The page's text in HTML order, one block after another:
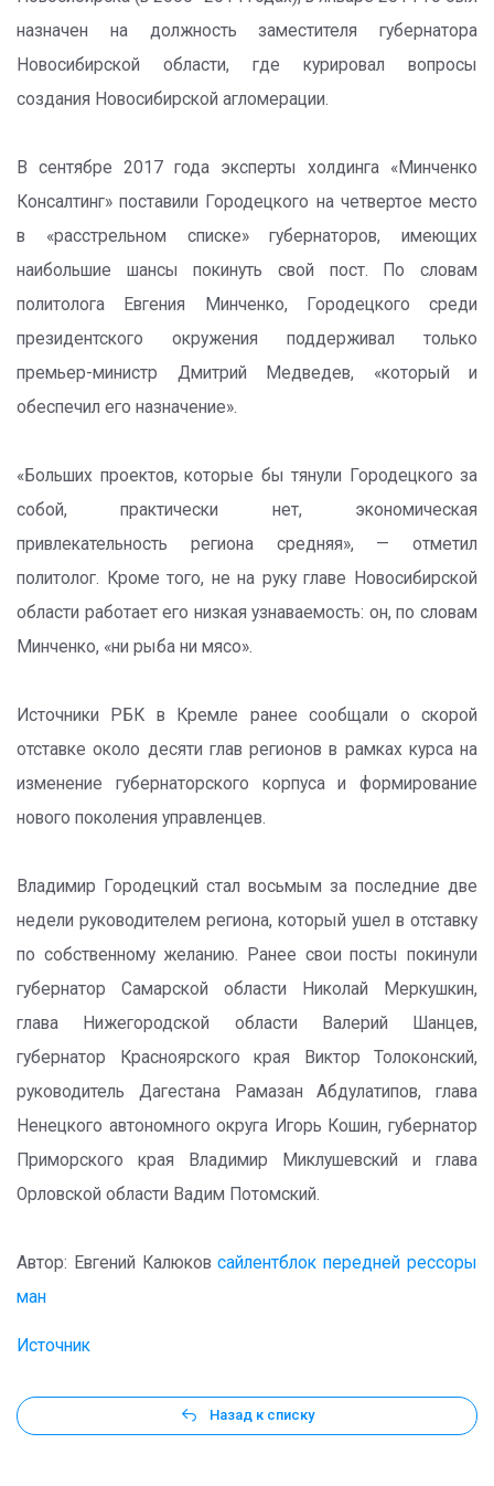
назначен на должность заместителя губернатора
Новосибирской области, где курировал вопросы
создания Новосибирской агломерации.
В сентябре 2017 года эксперты холдинга «Минченко
Консалтинг» поставили Городецкого на четвертое место
в «расстрельном списке» губернаторов, имеющих
наибольшие шансы покинуть свой пост. По словам
политолога Евгения Минченко, Городецкого среди
президентского окружения поддерживал только
премьер-министр Дмитрий Медведев, «который и
обеспечил его назначение».
«Больших проектов, которые бы тянули Городецкого за
собой, практически нет, экономическая
привлекательность региона средняя», — отметил
политолог. Кроме того, не на руку главе Новосибирской
области работает его низкая узнаваемость: он, по словам
Минченко, «ни рыба ни мясо».
Источники РБК в Кремле ранее сообщали о скорой
отставке около десяти глав регионов в рамках курса на
изменение губернаторского корпуса и формирование
нового поколения управленцев.
Владимир Городецкий стал восьмым за последние две
недели руководителем региона, который ушел в отставку
по собственному желанию. Ранее свои посты покинули
губернатор Самарской области Николай Меркушкин,
глава Нижегородской области Валерий Шанцев,
губернатор Красноярского кр​ая Виктор Толоконский,
руководитель Дагестана Рамазан Абдулатипов, глава
Ненецкого автономного округа Игорь Кошин, губернатор
Приморского края Владимир Миклушевский и глава
Орловской области Вадим Потомский.
Автор: Евгений Калюковсайлентблок передней рессоры
ман
Источник
Назад к списку